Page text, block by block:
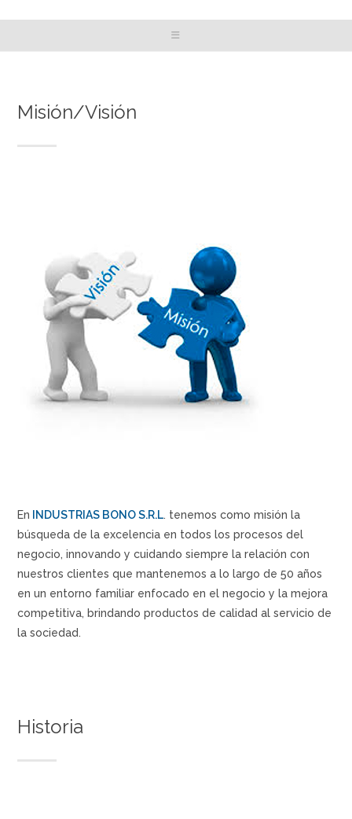
Misión/Visión
En INDUSTRIAS BONO S.R.L. tenemos como misión la
búsqueda de la excelencia en todos los procesos del
negocio, innovando y cuidando siempre la relación con
nuestros clientes que mantenemos a lo largo de 50 años
en un entorno familiar enfocado en el negocio y la mejora
competitiva, brindando productos de calidad al servicio de
la sociedad.
Historia